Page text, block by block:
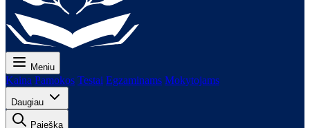
Meniu
Kaina Pamokos Testai Egzaminams Mokytojams
Daugiau
Paieška